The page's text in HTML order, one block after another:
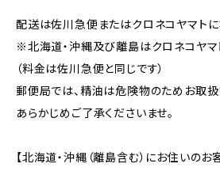
配送は佐川急便またはクロネコヤマトに
※北海道・沖縄及び離島はクロネコヤマ
（料金は佐川急便と同じです）
郵便局では、精油は危険物のためお取扱
あらかじめご了承くださいませ。
【北海道・沖縄（離島含む）にお住いのお